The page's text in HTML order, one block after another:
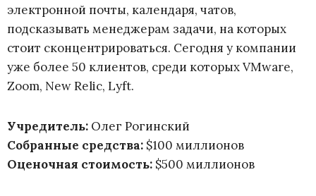
электронной почты, календаря, чатов,
подсказывать менеджерам задачи, на которых
стоит сконцентрироваться. Сегодня у компании
уже более 50 клиентов, среди которых VMware,
Zoom, New Relic, Lyft.
Учредитель: Олег Рогинский
Собранные средства: $100 миллионов
Оценочная стоимость: $500 миллионов